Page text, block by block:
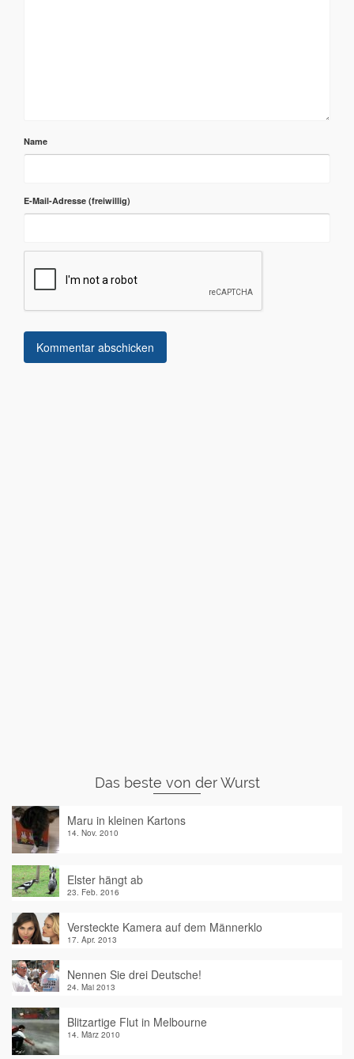
Name
E-Mail-Adresse
Das beste von der Wurst
Maru in kleinen Kartons
14. Nov. 2010
Elster hängt ab
23. Feb. 2016
Versteckte Kamera auf dem Männerklo
17. Apr. 2013
Nennen Sie drei Deutsche!
24. Mai 2013
Blitzartige Flut in Melbourne
14. März 2010